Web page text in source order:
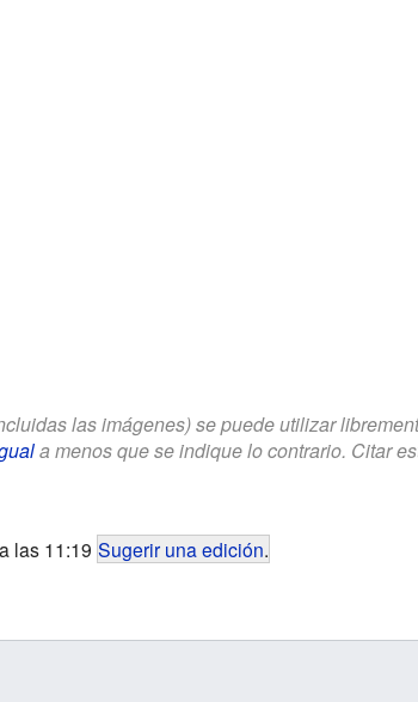
las imágenes) se puede utilizar
a menos que se indique lo contrario. Citar
las 11:19 Sugerir una edición.